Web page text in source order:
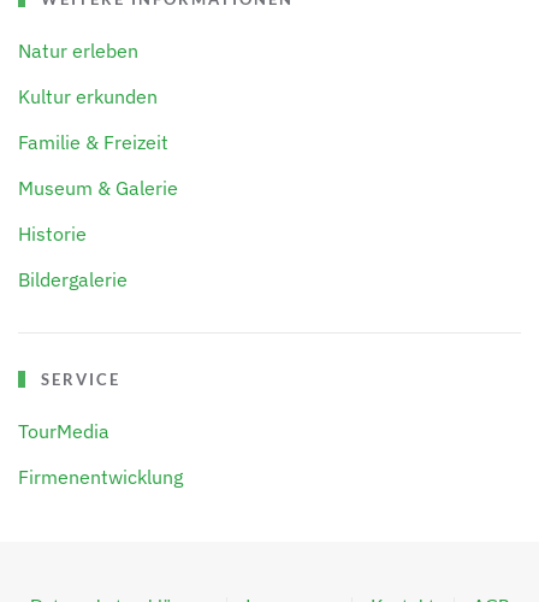
Natur erleben
Kultur erkunden
Familie & Freizeit
Museum & Galerie
Historie
Bildergalerie
SERVICE
TourMedia
Firmenentwicklung